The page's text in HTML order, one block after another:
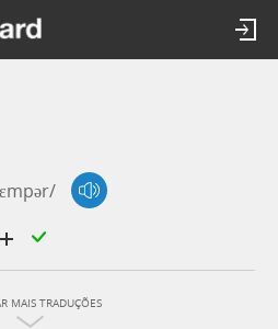
MAIS TRADUÇÕES